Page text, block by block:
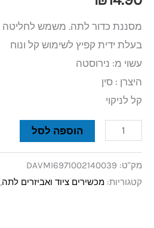
מסננת כדור לתה. משמש לחליטה
בעלת ידית קפיץ לשימוש קל ונוח
עשוי מ: נירוסטה
היצרן : סין
קל לניקוי
הוספה לסל
מק"ט: DAVMI6971002140039
קטגוריות: מכשירים ציוד ואביזרים לתה,